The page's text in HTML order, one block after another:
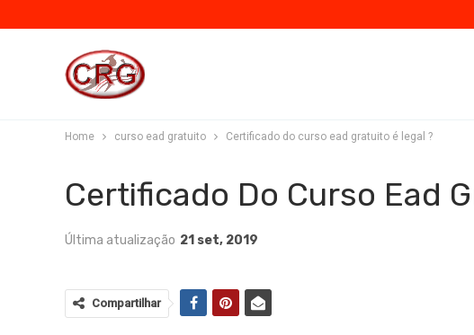
Home curso ead gratuito Certificado do curso ead gratuito é legal ?
Certificado Do Curso Ead
Última atualização 21 set, 2019
Compartilhar